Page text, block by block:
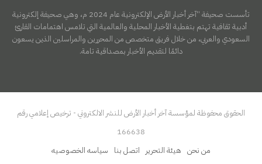
تأسست صحيفة “آخر أخبار الأرض الإلكترونية عام 2024 م، وهي صحيفة إلكترونية
أدبية ثقافية تهتم بتغطية الأخبار المحلية والعالمية التي تلامس اهتمامات القارئ
السعودي والعربي، من خلال فريق متخصص من المحررين والمراسلين الذين يسعون
دائمًا لتقديم الأخبار بمصداقية تامة.
الحقوق محفوظة لمؤسسة آخر أخبار الأرض للنشر الالكتروني - ترخيص إعلامي رقم
166638
من نحن هيئة التحرير اتصل بنا سياسه الخصوصيه